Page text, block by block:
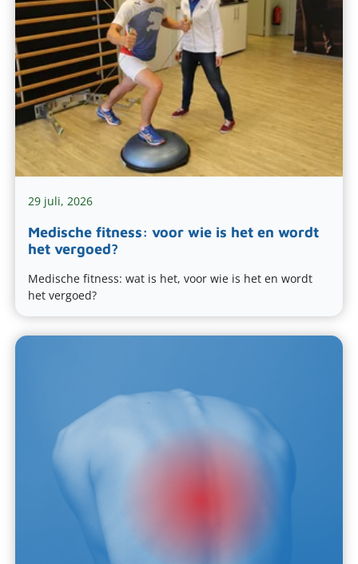
29 juli, 2026
Medische fitness: voor wie is het en wordt
het vergoed?
Medische fitness: wat is het, voor wie is het en wordt
het vergoed?